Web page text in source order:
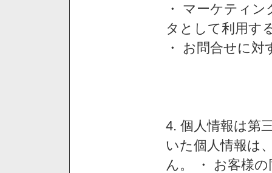
・ マーケティ
タとして利用す
・ お問合せに
4. 個人情報は第
いた個人情報は
ん。 ・ お客様